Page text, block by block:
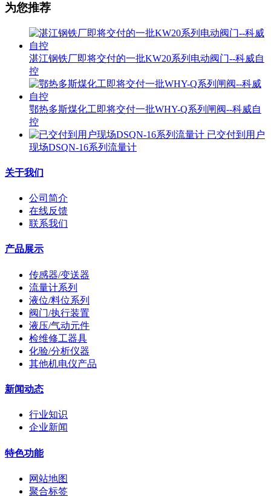
为您推荐
湛江钢铁厂即将交付的一批KW20系列电动阀门--科威自
控
鄂热多斯煤化工即将交付一批WHY-Q系列闸阀--科威自
控
已交付到用户
现场DSQN-16系列流量计
关于我们
公司简介
在线反馈
联系我们
产品展示
传感器/变送器
流量计系列
液位/料位系列
阀门/执行装置
液压/气动元件
检维修工器具
化验/分析仪器
其他机电仪产品
新闻动态
行业知识
企业新闻
特色功能
网站地图
聚合标签